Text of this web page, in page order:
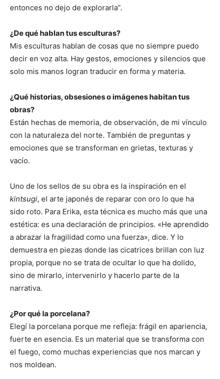
entonces no dejo de explorarla”.
¿De qué hablan tus esculturas?
Mis esculturas hablan de cosas que no siempre puedo
decir en voz alta. Hay gestos, emociones y silencios que
solo mis manos logran traducir en forma y materia.
¿Qué historias, obsesiones o imágenes habitan tus
obras?
Están hechas de memoria, de observación, de mi vínculo
con la naturaleza del norte. También de preguntas y
emociones que se transforman en grietas, texturas y
vacío.
Uno de los sellos de su obra es la inspiración en el
kintsugi, el arte japonés de reparar con oro lo que ha
sido roto. Para Erika, esta técnica es mucho más que una
estética: es una declaración de principios. «He aprendido
a abrazar la fragilidad como una fuerza», dice. Y lo
demuestra en piezas donde las cicatrices brillan con luz
propia, porque no se trata de ocultar lo que ha dolido,
sino de mirarlo, intervenirlo y hacerlo parte de la
narrativa.
¿Por qué la porcelana?
Elegí la porcelana porque me refleja: frágil en apariencia,
fuerte en esencia. Es un material que se transforma con
el fuego, como muchas experiencias que nos marcan y
nos moldean.